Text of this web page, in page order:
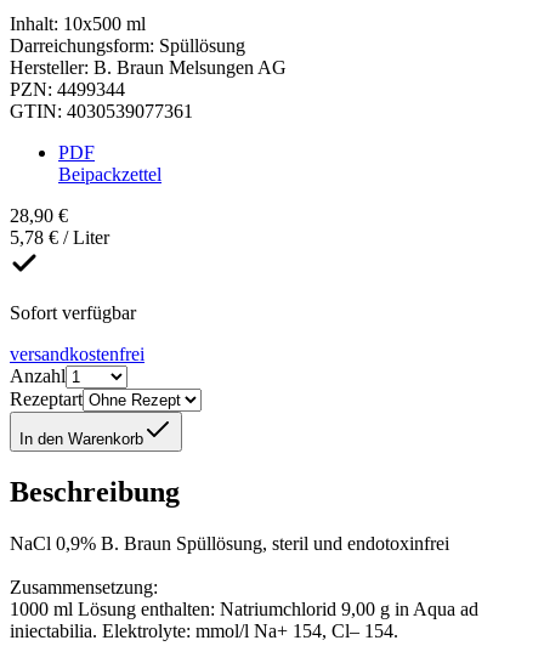
Inhalt: 10x500 ml
Darreichungsform: Spüllösung
Hersteller: B. Braun Melsungen AG
PZN: 4499344
GTIN: 4030539077361
PDF
Beipackzettel
28,90 €
5,78 € / Liter
Sofort verfügbar
versandkostenfrei
Anzahl
Rezeptart
In den Warenkorb
Beschreibung
NaCl 0,9% B. Braun Spüllösung, steril und endotoxinfrei
Zusammensetzung:
1000 ml Lösung enthalten: Natriumchlorid 9,00 g in Aqua ad
iniectabilia. Elektrolyte: mmol/l Na+ 154, Cl– 154.